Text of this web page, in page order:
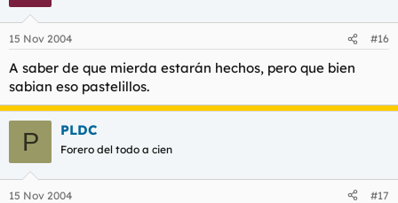
15 Nov 2004 #16
A saber de que mierda estarán hechos, pero que bien
sabian eso pastelillos.
P PLDC
Forero del todo a cien
15 Nov 2004 #17